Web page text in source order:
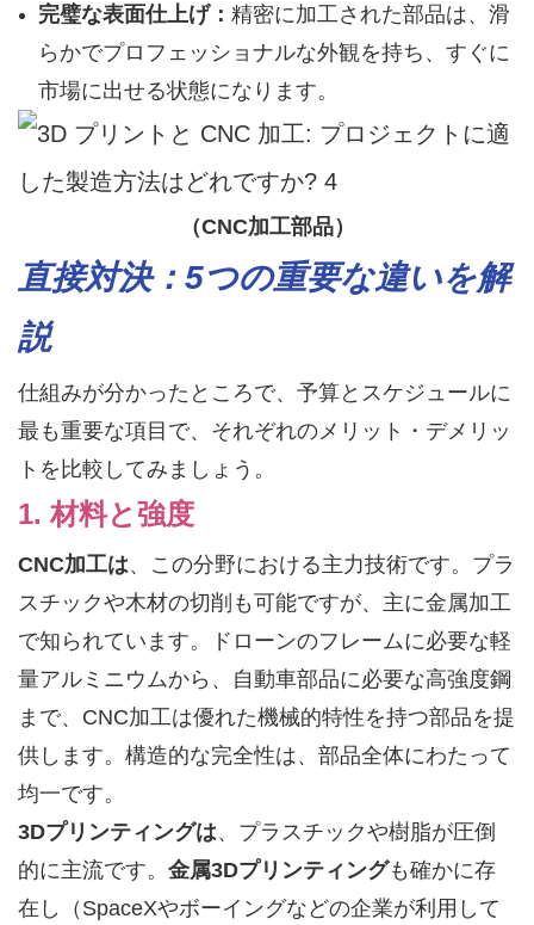
完璧な表面仕上げ： 精密に加工された部品は、滑
らかでプロフェッショナルな外観を持ち、すぐに
市場に出せる状態になります。
（CNC加工部品）
直接対決：5つの重要な違いを解
説
仕組みが分かったところで、予算とスケジュールに
最も重要な項目で、それぞれのメリット・デメリッ
トを比較してみましょう。
1. 材料と強度
CNC加工は、この分野における主力技術です。プラ
スチックや木材の切削も可能ですが、主に金属加工
で知られています。ドローンのフレームに必要な軽
量アルミニウムから、自動車部品に必要な高強度鋼
まで、CNC加工は優れた機械的特性を持つ部品を提
供します。構造的な完全性は、部品全体にわたって
均一です。
3Dプリンティングは、プラスチックや樹脂が圧倒
的に主流です。 金属3Dプリンティングも確かに存
在し（SpaceXやボーイングなどの企業が利用して